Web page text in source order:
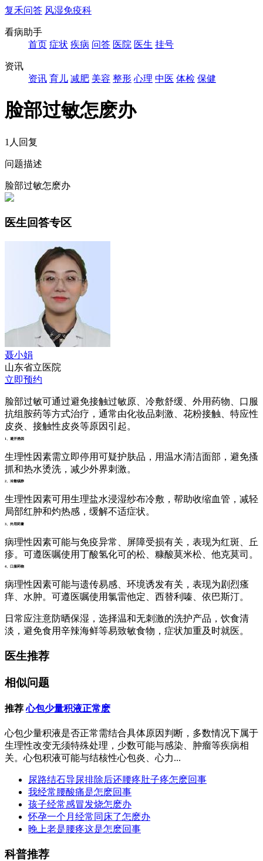
复禾问答 风湿免疫科
看病助手
首页 症状 疾病 问答 医院 医生 挂号
资讯
资讯 育儿 减肥 美容 整形 心理 中医 体检 保健
脸部过敏怎麽办
1人回复
问题描述
脸部过敏怎麽办
医生回答专区
聂小娟
山东省立医院
立即预约
脸部过敏可通过避免接触过敏原、冷敷舒缓、外用药物、口服
抗组胺药等方式治疗，通常由化妆品刺激、花粉接触、特应性
皮炎、接触性皮炎等原因引起。
1、避开诱因
生理性因素需立即停用可疑护肤品，用温水清洁面部，避免搔
抓和热水烫洗，减少外界刺激。
2、冷敷镇静
生理性因素可用生理盐水浸湿纱布冷敷，帮助收缩血管，减轻
局部红肿和灼热感，缓解不适症状。
3、外用药膏
病理性因素可能与免疫异常、屏障受损有关，表现为红斑、丘
疹。可遵医嘱使用丁酸氢化可的松、糠酸莫米松、他克莫司。
4、口服药物
病理性因素可能与遗传易感、环境诱发有关，表现为剧烈瘙
痒、水肿。可遵医嘱使用氯雷他定、西替利嗪、依巴斯汀。
日常应注意防晒保湿，选择温和无刺激的洗护产品，饮食清
淡，避免食用辛辣海鲜等易致敏食物，症状加重及时就医。
医生推荐
相似问题
推荐 心包少量积液正常麽
心包少量积液是否正常需结合具体原因判断，多数情况下属于
生理性改变无须特殊处理，少数可能与感染、肿瘤等疾病相
关。心包积液可能与结核性心包炎、心力...
尿路结石导尿排除后还腰疼肚子疼怎麽回事
我经常腰酸痛是怎麽回事
孩子经常感冒发烧怎麽办
怀孕一个月经常同床了怎麽办
晚上老是腰疼这是怎麽回事
科普推荐